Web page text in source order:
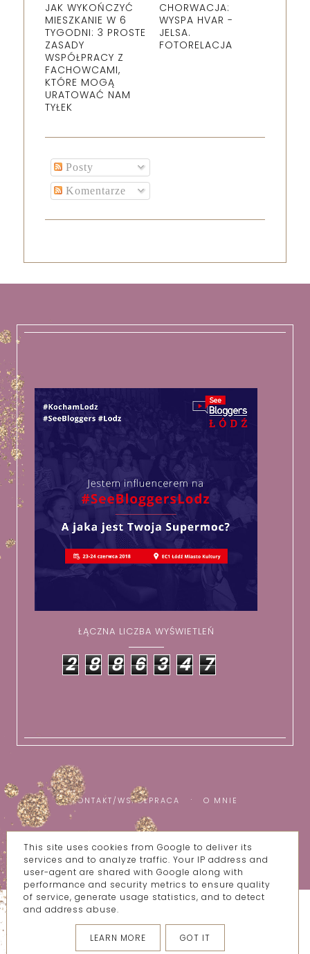
JAK WYKOŃCZYĆ
MIESZKANIE W 6
TYGODNI: 3 PROSTE
ZASADY
WSPÓŁPRACY Z
FACHOWCAMI,
KTÓRE MOGĄ
URATOWAĆ NAM
TYŁEK
CHORWACJA:
WYSPA HVAR -
JELSA.
FOTORELACJA
Posty
Komentarze
ŁĄCZNA LICZBA WYŚWIETLEŃ
2 8 8 6 3 4 7
KONTAKT/WSPÓŁPRACA O MNIE
COPYRIGHT ©WSZYSTKIE MOJE BZIKI
BLOG DESIGN:
This site uses cookies from Google to deliver its
services and to analyze traffic. Your IP address and
user-agent are shared with Google along with
performance and security metrics to ensure quality
of service, generate usage statistics, and to detect
and address abuse.
LEARN MORE GOT IT